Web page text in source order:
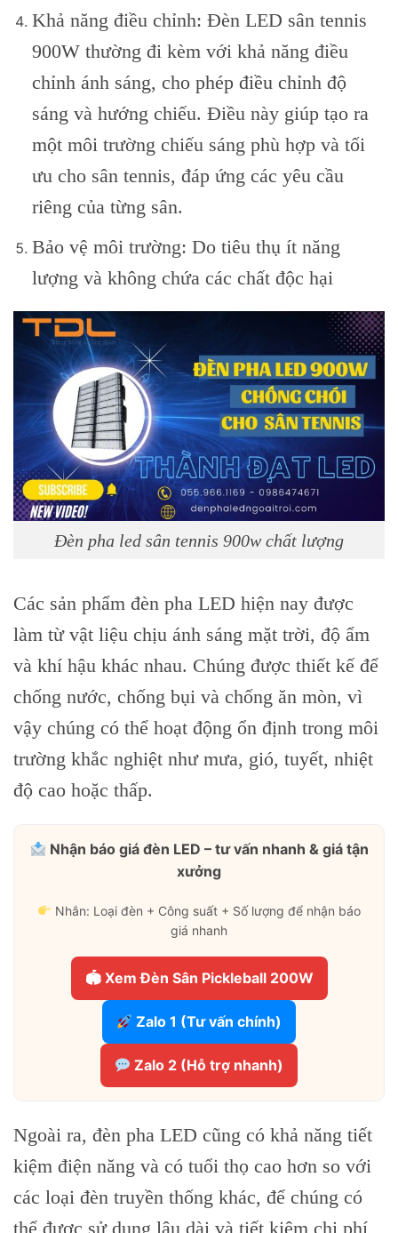
Khả năng điều chỉnh: Đèn LED sân tennis
900W thường đi kèm với khả năng điều
chỉnh ánh sáng, cho phép điều chỉnh độ
sáng và hướng chiếu. Điều này giúp tạo ra
một môi trường chiếu sáng phù hợp và tối
ưu cho sân tennis, đáp ứng các yêu cầu
riêng của từng sân.
Bảo vệ môi trường: Do tiêu thụ ít năng
lượng và không chứa các chất độc hại
Đèn pha led sân tennis 900w chất lượng
Các sản phẩm đèn pha LED hiện nay được
làm từ vật liệu chịu ánh sáng mặt trời, độ ẩm
và khí hậu khác nhau. Chúng được thiết kế để
chống nước, chống bụi và chống ăn mòn, vì
vậy chúng có thể hoạt động ổn định trong môi
trường khắc nghiệt như mưa, gió, tuyết, nhiệt
độ cao hoặc thấp.
Nhận báo giá đèn LED – tư vấn nhanh & giá tận
xưởng
Nhắn: Loại đèn + Công suất + Số lượng để nhận báo
giá nhanh
🏟 Xem Đèn Sân Pickleball 200W
Zalo 1 (Tư vấn chính)
Zalo 2 (Hỗ trợ nhanh)
Ngoài ra, đèn pha LED cũng có khả năng tiết
kiệm điện năng và có tuổi thọ cao hơn so với
các loại đèn truyền thống khác, để chúng có
thể được sử dụng lâu dài và tiết kiệm chi phí